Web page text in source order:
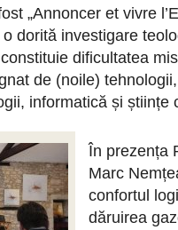
„Annoncer et vivre
dorită investigare
dificultatea
de (noile)
informatică și științe
În prezența
Marc
confortul
dăruirea